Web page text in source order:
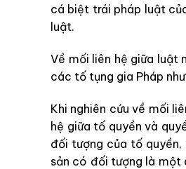
cá biệt trái pháp luật
luật.
Về mối liên hệ giữa luật
các tố tụng gia Pháp
Khi nghiên cứu về mối
hệ giữa tố quyền và
đối tượng của tố
sản có đối tượng là một